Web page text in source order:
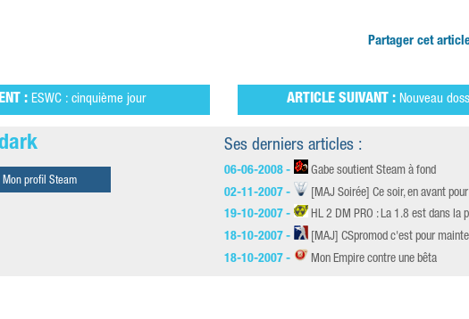
Partager cet
: ESWC : cinquième jour ARTICLE SUIVANT : Nouveau
Mon profil Steam
Ses derniers articles :
06-06-2008 -
Gabe soutient Steam à fond
02-11-2007 -
[MAJ Soirée] Ce soir, en avant pour
19-10-2007 -
HL 2 DM PRO : La 1.8 est dans la
18-10-2007 -
[MAJ] CSpromod c'est pour
18-10-2007 -
Mon Empire contre une bêta